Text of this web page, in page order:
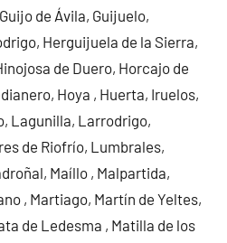
de Ávila, Guijuelo,
Herguijuela de la Sierra,
de Duero, Horcajo de
Hoya , Huerta, Iruelos,
Lagunilla, Larrodrigo,
de Riofrío, Lumbrales,
Maíllo , Malpartida,
, Martiago, Martín de Yeltes,
de Ledesma , Matilla de los